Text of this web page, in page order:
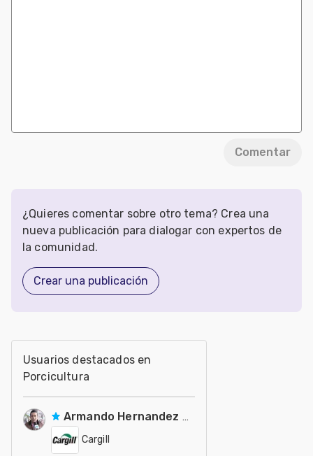
Comentar
¿Quieres comentar sobre otro tema? Crea una
nueva publicación para dialogar con expertos de
la comunidad.
Crear una publicación
Usuarios destacados en
Porcicultura
Armando Hernandez Silva
Cargill